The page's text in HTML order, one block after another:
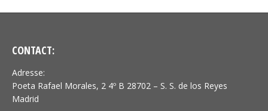
CONTACT:
Adresse:
Poeta Rafael Morales, 2 4º B 28702 – S. S. de los Reyes
Madrid